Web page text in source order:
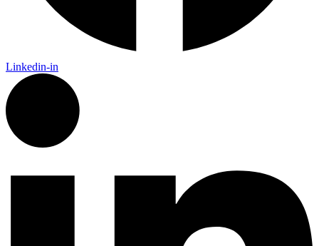
Linkedin-in